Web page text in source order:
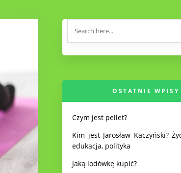
OSTATNIE WPISY
Czym jest pellet?
Kim jest Jarosław Kaczyński?
edukacja, polityka
Jaką lodówkę kupić?